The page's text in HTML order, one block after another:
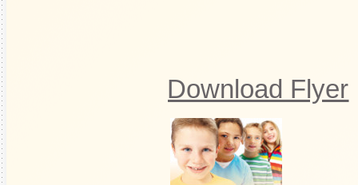
Download Flyer